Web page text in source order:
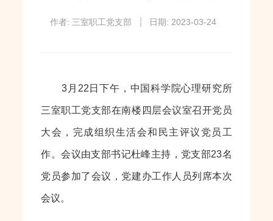
作者: 三室职工党支部 日期: 2023-03-24
3月22日下午，中国科学院心理研究所
三室职工党支部在南楼四层会议室召开党员
大会，完成组织生活会和民主评议党员工
作。会议由支部书记杜峰主持，党支部23名
党员参加了会议，党建办工作人员列席本次
会议。